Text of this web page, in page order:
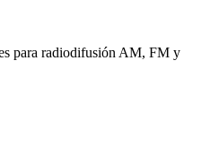
para radiodifusión AM, FM y